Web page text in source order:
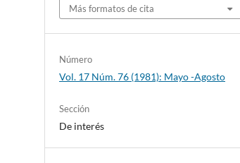
Más formatos de cita
Número
Vol. 17 Núm. 76 (1981): Mayo -Agosto
Sección
De interés